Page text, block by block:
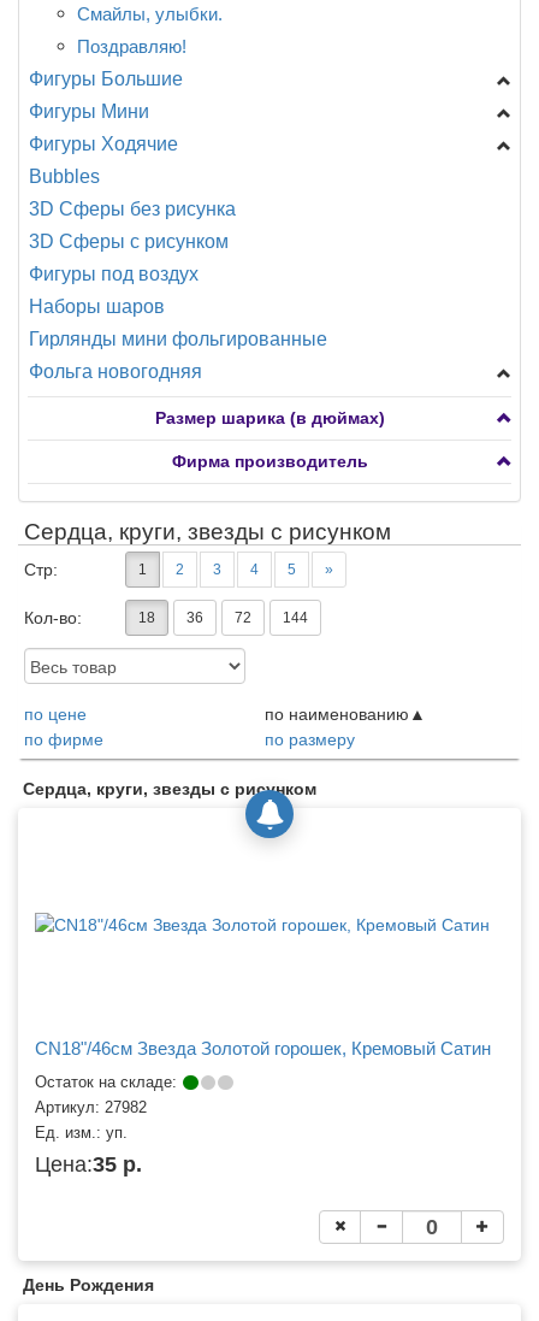
Смайлы, улыбки.
Поздравляю!
Фигуры Большие
Головы
Девочки, мальчики...
День рождения
Еда, напитки
Животные
Любовь, свадьба
Морские обитатели
Мультфильмы, сказки ...
Новорождённые
Птицы, насекомые
Разное
Транспорт
Фигуры Мини
Shake, шар с ручкой
Головы
Девочки, мальчики
Динозавры, драконы
Еда, напитки
Животные
Мультфильмы
Новорожденные
Подводный мир
Птицы, бабочки, насекомые
Растения
Сердца, круги, звезды с рисунком 7-15"
Транспорт
Фигуры Ходячие
A -Анаграмм
CN -Китай
Разное
Bubbles
3D Сферы без рисунка
3D Сферы с рисунком
Фигуры под воздух
Наборы шаров
Гирлянды мини фольгированные
Фольга новогодняя
Фигуры мини
Фигуры большие
Сердца, круги, звезды, снежинки
Фигуры ходячие
Размер шарика (в дюймах)
Фирма производитель
Сердца, круги, звезды с рисунком
Стр: 1 2 3 4 5 »
Кол-во: 18 36 72 144
Доступность:
по цене
по наименованию
по фирме
по размеру
Товары
Сердца, круги, звезды с рисунком
CN18"/46см Звезда Золотой горошек, Кремовый Сатин
Остаток на складе:
Артикул: 27982
Ед. изм.: уп.
Цена:35 р.
День Рождения